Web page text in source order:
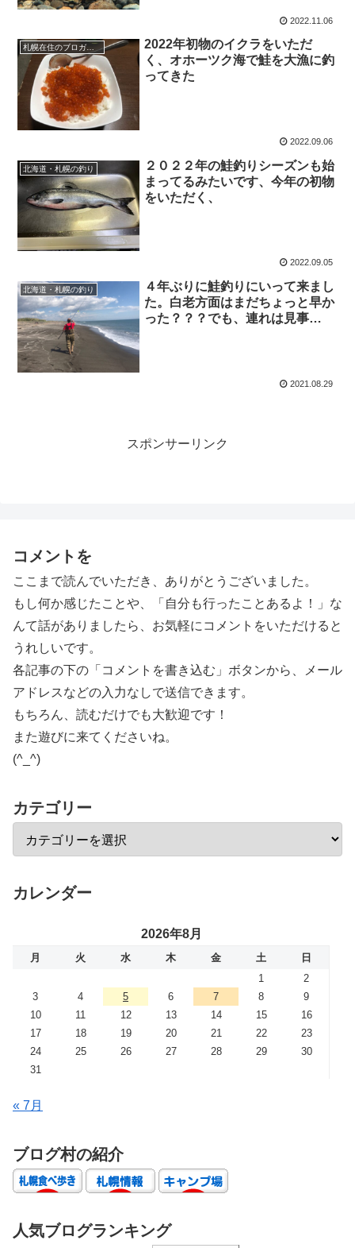
2022.11.06
札幌在住のブロガーえびGのブログ（徒然）
2022年初物のイクラをいただ
く、オホーツク海で鮭を大漁に釣
ってきた
2022.09.06
北海道・札幌の釣り
２０２２年の鮭釣りシーズンも始
まってるみたいです、今年の初物
をいただく、
2022.09.05
北海道・札幌の釣り
４年ぶりに鮭釣りにいって来まし
た。白老方面はまだちょっと早か
った？？？でも、連れは見事
2021.08.29
スポンサーリンク
コメントを
ここまで読んでいただき、ありがとうございました。
もし何か感じたことや、「自分も行ったことあるよ！」な
んて話がありましたら、お気軽にコメントをいただけると
うれしいです。
各記事の下の「コメントを書き込む」ボタンから、メール
アドレスなどの入力なしで送信できます。
もちろん、読むだけでも大歓迎です！
また遊びに来てくださいね。
(^_^)
カテゴリー
カレンダー
2026年8月
月 火 水 木 金 土
日
1
2
3
4 5 6 7 8
9
10
11 12 13 14 15
16
17
18 19 20 21 22
23
24
25 26 27 28 29
30
31
« 7月
ブログ村の紹介
人気ブログランキング